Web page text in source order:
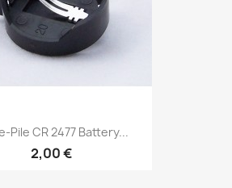
Pile CR 2477 Battery...
2,00 €